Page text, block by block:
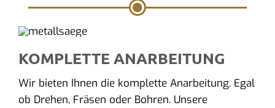
KOMPLETTE ANARBEITUNG
Wir bieten Ihnen die komplette Anarbeitung. Egal
ob Drehen, Fräsen oder Bohren. Unsere